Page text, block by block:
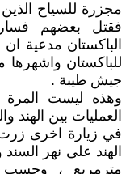
مجزرة للسياح
فقتل بعضهم
الباكستان مدعية
للباكستان
جيش طيبة .
وهذه ليست المرة
العمليات بين الهند
في زيارة اخرى
الهند على نهر
مترمربع ، وحسب